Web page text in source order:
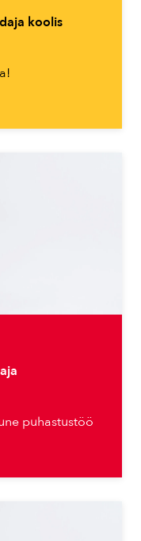
koolis
puhastustöö